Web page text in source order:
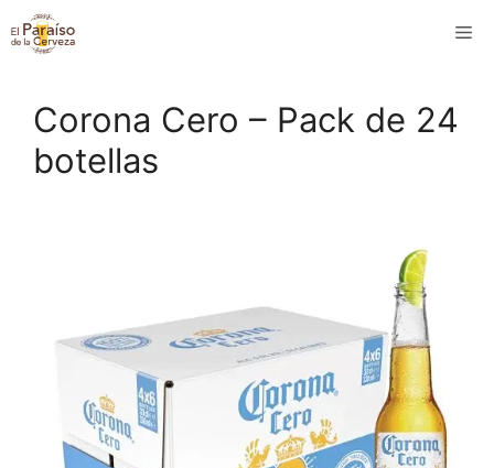
Saltar
al
Corona Cero – Pack de 24
botellas